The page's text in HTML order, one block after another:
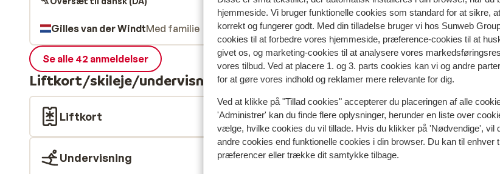
hjemmeside. Vi bruger funktionelle cookies som standard for at sikre,
korrekt og fungerer godt. Med din tilladelse bruger vi hos Sunweb
cookies til at forbedre vores hjemmeside, præference-cookies til at
givet os, og marketing-cookies til at analysere vores
vores tilbud. Ved at placere 1. og 3. parts cookies kan vi og andre
for at gøre vores indhold og reklamer mere relevante for dig.
Ved at klikke på "Tillad cookies" accepterer du placeringen af alle
'Administrer' kan du finde flere oplysninger, herunder en liste over
vælge, hvilke cookies du vil tillade. Hvis du klikker på 'Nødvendige', vil
andre cookies end funktionelle cookies i din browser. Du kan til enhver
præferencer eller trække dit samtykke tilbage.
Gilles van der WindtMed familie
Oversæt til dansk (DA)
AnonymMed familie
Se alle 42 anmeldelser
Liftkort/skileje/undervisning
Liftkort
Undervisning